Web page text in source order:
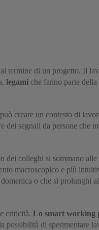
termine di un progetto. Il
legami che fanno parte
creare un contesto di
segnali da persone che
dei colleghi si sommano
macroscopico e più
o che si prolunghi
criticità. Lo smart working
di sperimentare